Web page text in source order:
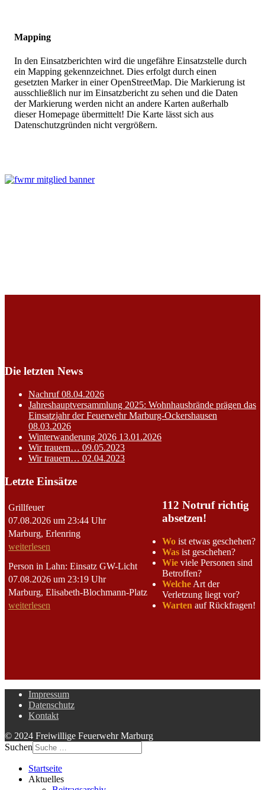
Mapping
In den Einsatzberichten wird die ungefähre Einsatzstelle durch
ein Mapping gekennzeichnet. Dies erfolgt durch einen
gesetzten Marker in einer OpenStreetMap. Die Markierung ist
ausschließlich nur im Einsatzbericht zu sehen und die Daten
der Markierung werden nicht an andere Karten außerhalb
dieser Homepage übermittelt! Die Karte lässt sich aus
Datenschutzgründen nicht vergrößern.
Die letzten News
Nachruf08.04.2026
Jahreshauptversammlung 2025: Wohnhausbrände prägen das
Einsatzjahr der Feuerwehr Marburg-Ockershausen
08.03.2026
Winterwanderung 2026 13.01.2026
Wir trauern… 09.05.2023
Wir trauern… 02.04.2023
Letzte Einsätze
Grillfeuer
07.08.2026 um 23:44 Uhr
Marburg, Erlenring
weiterlesen
Person in Lahn: Einsatz GW-Licht
07.08.2026 um 23:19 Uhr
Marburg, Elisabeth-Blochmann-Platz
weiterlesen
112 Notruf richtig
absetzen!
Wo ist etwas geschehen?
Was ist geschehen?
Wie viele Personen sind
Betroffen?
Welche Art der
Verletzung liegt vor?
Warten auf Rückfragen!
Impressum
Datenschutz
Kontakt
© 2024 Freiwillige Feuerwehr Marburg
Suchen
Startseite
Aktuelles